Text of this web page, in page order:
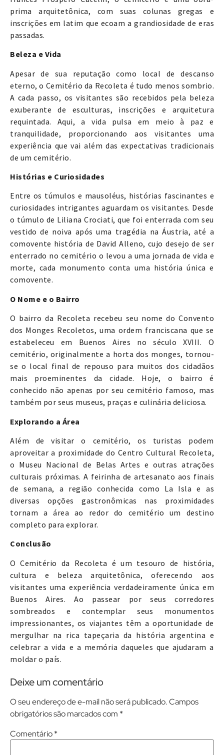
prima arquitetônica, com suas colunas gregas e
inscrições em latim que ecoam a grandiosidade de eras
passadas.
Beleza e Vida
Apesar de sua reputação como local de descanso
eterno, o Cemitério da Recoleta é tudo menos sombrio.
A cada passo, os visitantes são recebidos pela beleza
exuberante de esculturas, inscrições e arquitetura
requintada. Aqui, a vida pulsa em meio à paz e
tranquilidade, proporcionando aos visitantes uma
experiência que vai além das expectativas tradicionais
de um cemitério.
Histórias e Curiosidades
Entre os túmulos e mausoléus, histórias fascinantes e
curiosidades intrigantes aguardam os visitantes. Desde
o túmulo de Liliana Crociati, que foi enterrada com seu
vestido de noiva após uma tragédia na Áustria, até a
comovente história de David Alleno, cujo desejo de ser
enterrado no cemitério o levou a uma jornada de vida e
morte, cada monumento conta uma história única e
comovente.
O Nome e o Bairro
O bairro da Recoleta recebeu seu nome do Convento
dos Monges Recoletos, uma ordem franciscana que se
estabeleceu em Buenos Aires no século XVIII. O
cemitério, originalmente a horta dos monges, tornou-
se o local final de repouso para muitos dos cidadãos
mais proeminentes da cidade. Hoje, o bairro é
conhecido não apenas por seu cemitério famoso, mas
também por seus museus, praças e culinária deliciosa.
Explorando a Área
Além de visitar o cemitério, os turistas podem
aproveitar a proximidade do Centro Cultural Recoleta,
o Museu Nacional de Belas Artes e outras atrações
culturais próximas. A feirinha de artesanato aos finais
de semana, a região conhecida como La Isla e as
diversas opções gastronômicas nas proximidades
tornam a área ao redor do cemitério um destino
completo para explorar.
Conclusão
O Cemitério da Recoleta é um tesouro de história,
cultura e beleza arquitetônica, oferecendo aos
visitantes uma experiência verdadeiramente única em
Buenos Aires. Ao passear por seus corredores
sombreados e contemplar seus monumentos
impressionantes, os viajantes têm a oportunidade de
mergulhar na rica tapeçaria da história argentina e
celebrar a vida e a memória daqueles que ajudaram a
moldar o país.
Deixe um comentário
O seu endereço de e-mail não será publicado.Campos
obrigatórios são marcados com *
Comentário*